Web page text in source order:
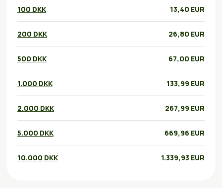
100 DKK 13,40 EUR
200 DKK 26,80 EUR
500 DKK 67,00 EUR
1.000 DKK 133,99 EUR
2.000 DKK 267,99 EUR
5.000 DKK 669,96 EUR
10.000 DKK 1.339,93 EUR